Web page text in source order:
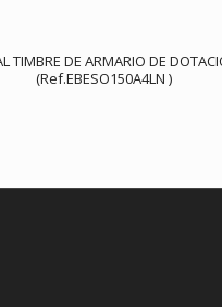
TIMBRE DE ARMARIO DE
(Ref.EBESO150A4LN )